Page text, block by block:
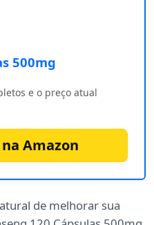
500mg
e o preço atual
Amazon
de melhorar sua